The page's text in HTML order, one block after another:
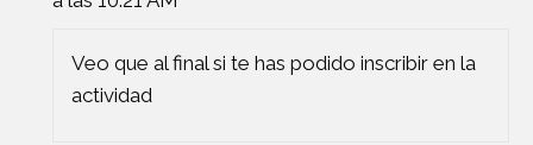
Veo que al final si te has podido inscribir en la
actividad